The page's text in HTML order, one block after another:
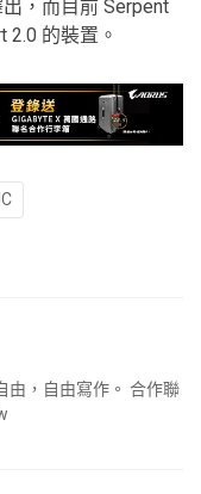
，而目前 Serpent
2.0 的裝置。
由，自由寫作。 合作聯